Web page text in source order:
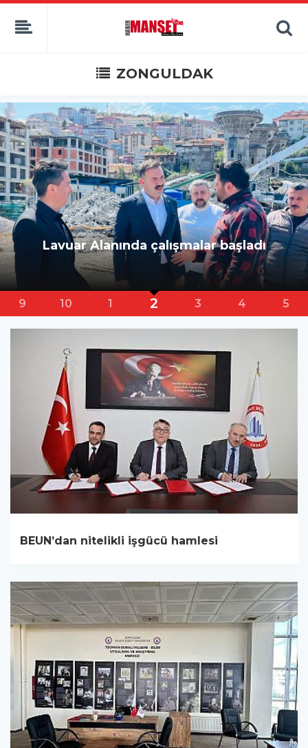
ZONGULDAK
Gazi Mustafa Kemal Ortaokulunda
eTwinning Projesi
10 1 2 3 4 5 6
BEUN’dan nitelikli işgücü hamlesi